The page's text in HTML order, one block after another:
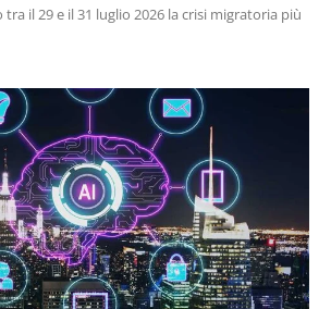
il 29 e il 31 luglio 2026 la crisi migratoria più